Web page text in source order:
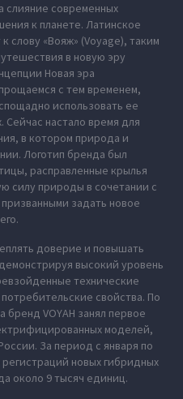
слияние современных
к планете. Латинское
слову «Вояж» (Voyage), таким
в новую эру
Новая эра
с тем временем,
использовать ее
Сейчас настало время для
в котором природа и
Логотип бренда был
расправленные крылья
силу природы в сочетании с
задать новое
доверие и повышать
высокий уровень
технические
свойства. По
бренд VOYAH занял первое
моделей,
За период с января по
новых гибридных
около 9 тысяч единиц.